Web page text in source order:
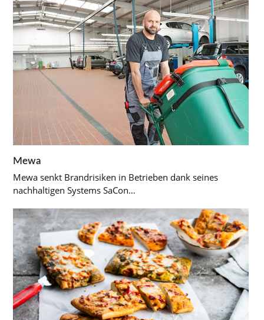
Mewa
Mewa senkt Brandrisiken in Betrieben dank seines
nachhaltigen Systems SaCon…